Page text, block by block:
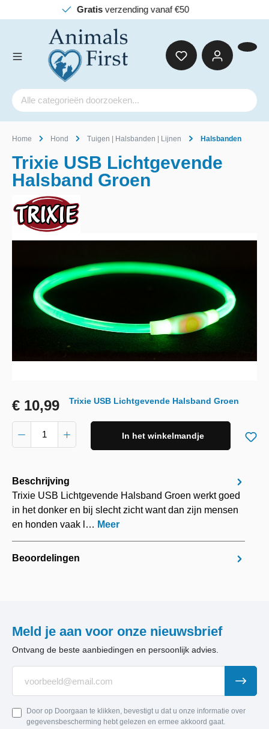
verzending vanaf €50
Home Hond Tuigen | Halsbanden | Lijnen Halsbanden
Trixie USB Lichtgevende
Halsband Groen
€ 10,99 Trixie USB Lichtgevende Halsband Groen
In het winkelmandje
Beschrijving
Trixie USB Lichtgevende Halsband Groen werkt goed
in het donker en bij slecht zicht want dan zijn mensen
en honden vaak l… Meer
Beoordelingen
Meld je aan voor onze nieuwsbrief
Ontvang de beste aanbiedingen en persoonlijk advies.
Door op Doorgaan te klikken, bevestigt u dat u onze informatie over
gegevensbescherming hebt gelezen en ermee akkoord gaat.